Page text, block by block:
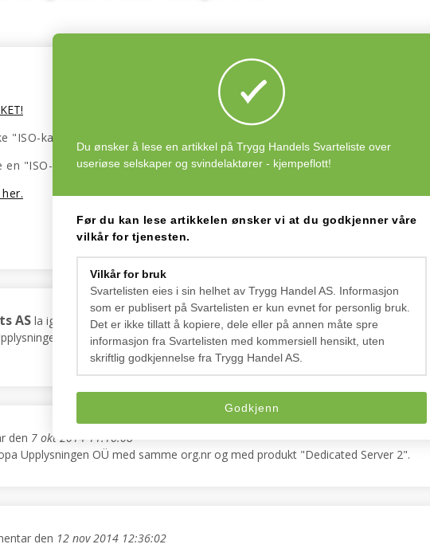
Du ønsker å lese en artikkel på Trygg Handels Svarteliste over
useriøse selskaper og svindelaktører - kjempeflott!
Før du kan lese artikkelen ønsker vi at du godkjenner våre
vilkår for tjenesten.
Vilkår for bruk
Svartelisten eies i sin helhet av Trygg Handel AS. Informasjon
som er publisert på Svartelisten er kun evnet for personlig bruk.
Det er ikke tillatt å kopiere, dele eller på annen måte spre
informasjon fra Svartelisten med kommersiell hensikt, uten
skriftlig godkjennelse fra Trygg Handel AS.
Godkjenn
"ISO-kataloger" som er rene svindelprodukter, som f. eks Isofakta/
"ISO-katalog" - ISO-VERKET.
AS la igjen en kommentar den 7 okt 2014 06:51:14
OÜ med samme org.nr. som nevnt ovenfor. Fakturaen har logo med
den 7 okt 2014 11:16:08
Upplysningen OÜ med samme org.nr og med produkt "Dedicated Server 2".
den 12 nov 2014 12:36:02